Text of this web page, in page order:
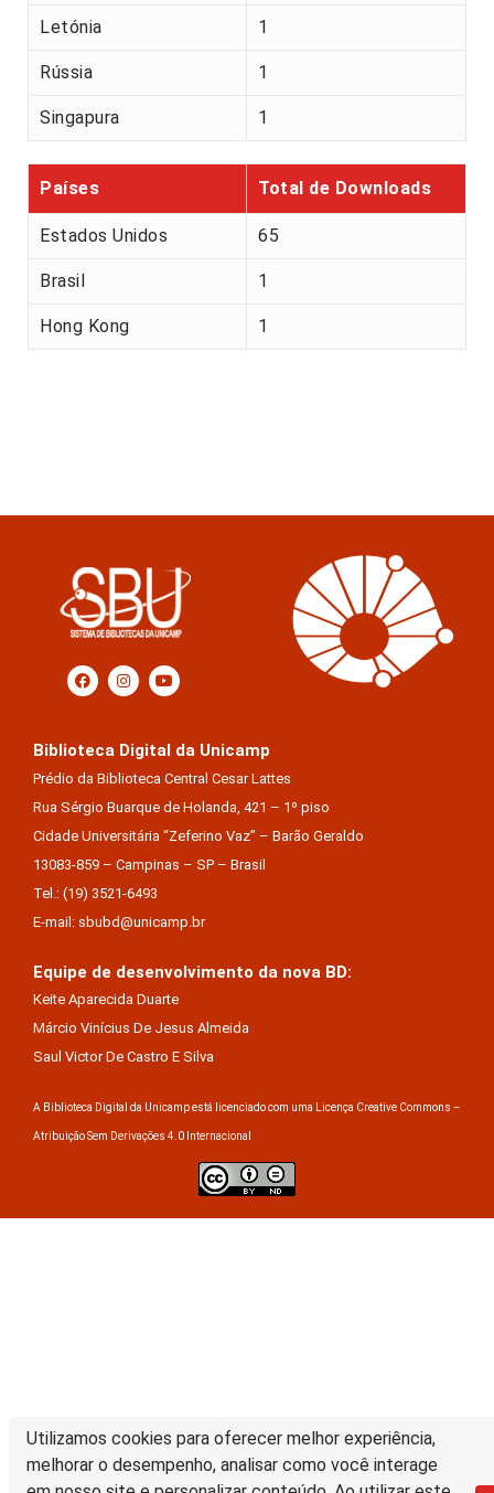
Utilizamos cookies para oferecer melhor experiência,
melhorar o desempenho, analisar como você interage
Letónia 1
Rússia 1
Singapura 1
Países Total de Downloads
Estados Unidos 65
Brasil 1
Hong Kong 1
Biblioteca Digital da Unicamp
Prédio da Biblioteca Central Cesar Lattes
Rua Sérgio Buarque de Holanda, 421 – 1º piso
Cidade Universitária “Zeferino Vaz” – Barão Geraldo
13083-859 – Campinas – SP – Brasil
Tel.: (19) 3521-6493
E-mail: sbubd@unicamp.br
Equipe de desenvolvimento da nova BD:
Keite Aparecida Duarte
Márcio Vinícius De Jesus Almeida
Saul Victor De Castro E Silva
A Biblioteca Digital da Unicamp está licenciado com uma Licença Creative Commons –
Atribuição Sem Derivações 4.0 Internacional